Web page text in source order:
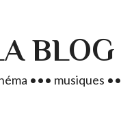
BLOG
••• musiques